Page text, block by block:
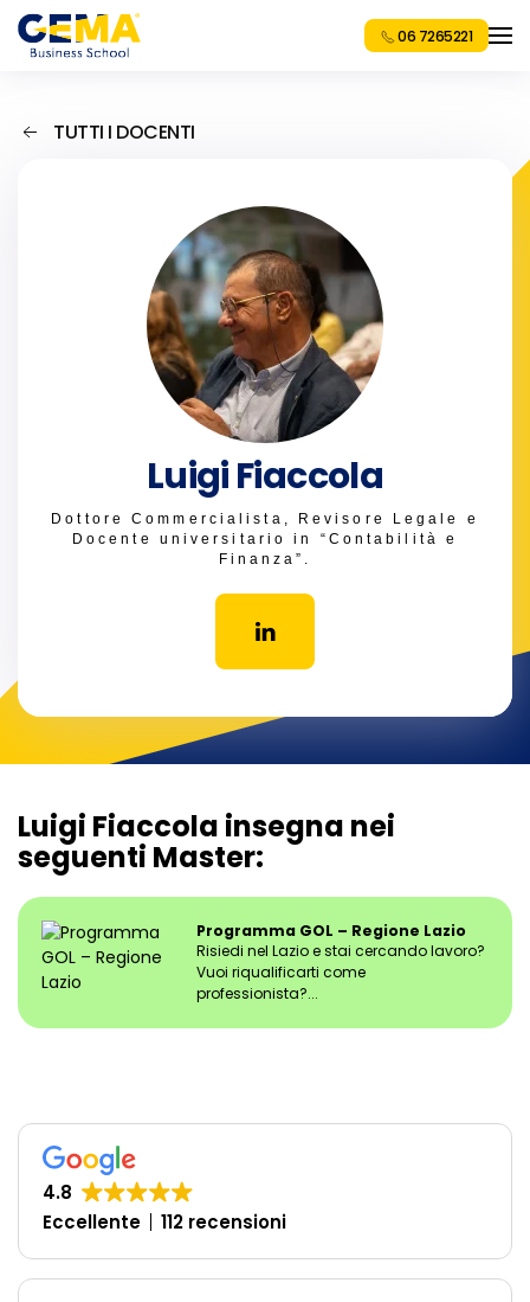
06 7265221
TUTTI I DOCENTI
Luigi Fiaccola
Dottore Commercialista, Revisore Legale e
Docente universitario in “Contabilità e
Finanza”.
Luigi Fiaccola insegna nei
seguenti Master:
Programma GOL – Regione Lazio
Risiedi nel Lazio e stai cercando lavoro?
Vuoi riqualificarti come
professionista?...
4.8
Eccellente
112 recensioni